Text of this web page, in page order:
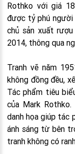
Rothko với giá
được tỷ phú người
chủ sản xuất
2014, thông qua
Tranh vẽ năm
không đồng đều,
Tác phẩm tiêu
của Mark
danh họa giúp tác
ánh sáng từ bên
tranh không có